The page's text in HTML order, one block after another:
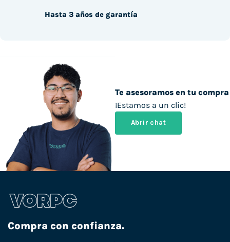
Te asesoramos en tu compra
¡Estamos a un clic!
Abrir chat
Hasta 3 años de garantía
Compra con confianza.